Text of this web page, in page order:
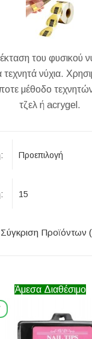
του φυσικού
νύχια.
μέθοδο
τζελ ή acrygel.
Σύγκριση Προϊόντων
Άμεσα Διαθέσιμο